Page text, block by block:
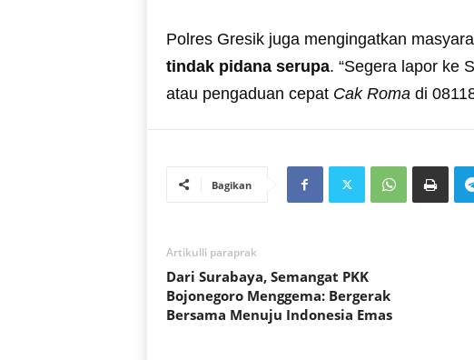
Polres Gresik juga mengingatkan
tindak pidana serupa. “Segera lapor ke
atau pengaduan cepat Cak Roma di
Bagikan
Artikulli paraprak
Dari Surabaya, Semangat PKK
Bojonegoro Menggema: Bergerak
Bersama Menuju Indonesia Emas